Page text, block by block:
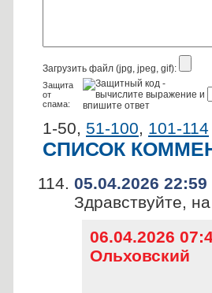
Загрузить файл (jpg, jpeg, gif):
Защита
от
спама:
1-50, 51-100, 101-114
СПИСОК
05.04.2026 22:59
Здравствуйте,
06.04.2026
Ольховский